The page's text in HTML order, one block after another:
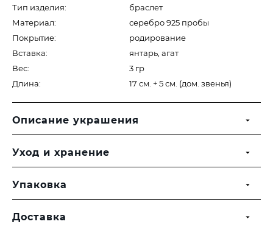
Тип изделия:
браслет
Материал:
серебро 925 пробы
Покрытие:
родирование
Вставка:
янтарь, агат
Вес:
3 гр
Длина:
17 см. + 5 см. (дом. звенья)
Описание украшения
Уход и хранение
Упаковка
Доставка